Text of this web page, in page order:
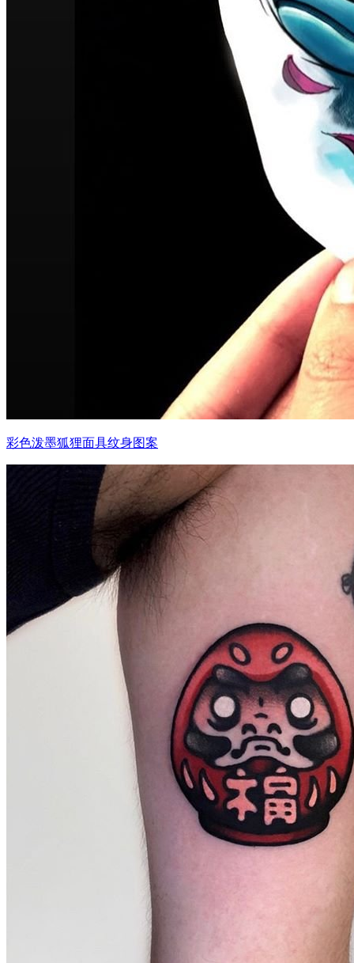
彩色泼墨狐狸面具纹身图案